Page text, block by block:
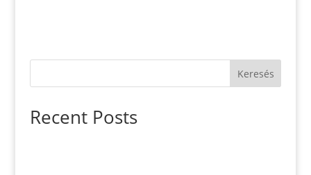
Keresés
Recent Posts